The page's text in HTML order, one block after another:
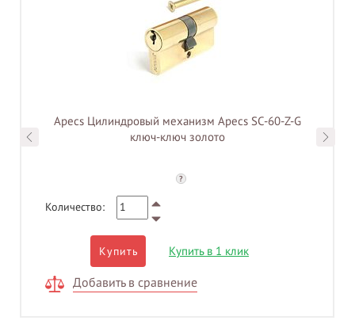
Apecs Цилиндровый механизм Apecs SC-60-Z-G
ключ-ключ золото
?
Количество:
Купить Купить в 1 клик
Добавить в сравнение